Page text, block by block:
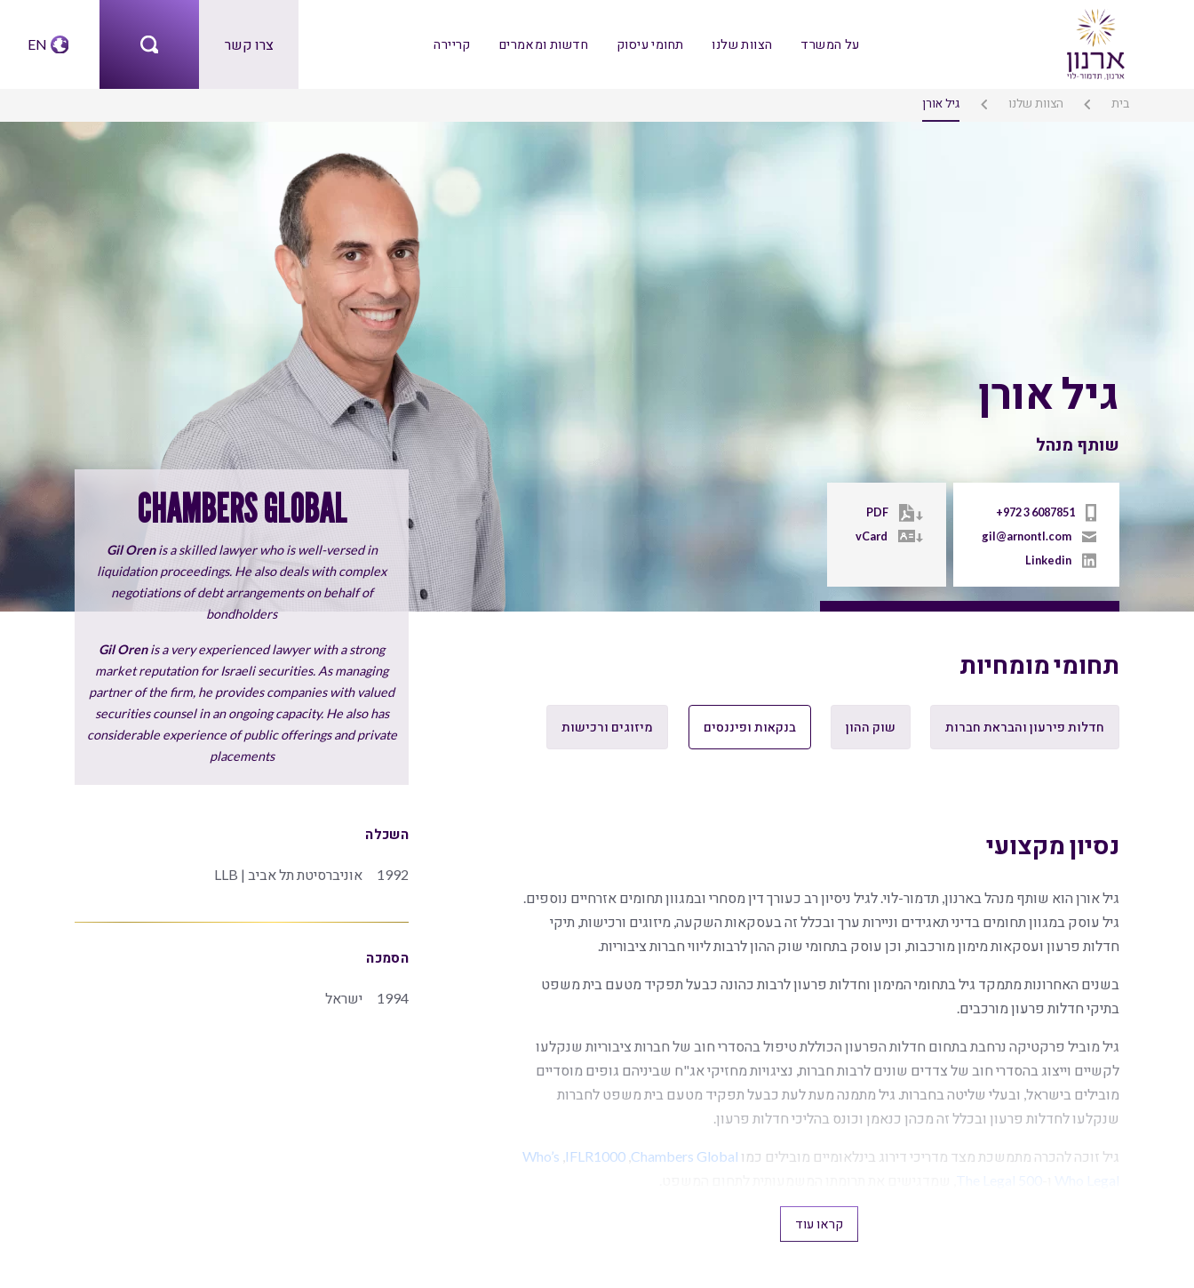
על המשרד הצוות שלנו תחומי עיסוק חדשות ומאמרים קריירה צרו קשר EN
בית הצוות שלנו גיל אורן
גיל אורן
שותף מנהל
+972 3 6087851
gil@arnontl.com
Linkedin
PDF
vCard
תחומי מומחיות
חדלות פירעון והבראת חברות שוק ההון בנקאות ופיננסים מיזוגים ורכישות
נסיון מקצועי
גיל אורן הוא שותף מנהל בארנון, תדמור-לוי. לגיל ניסיון רב כעורך דין מסחרי ובמגוון תחומים אזרחיים נוספים.
גיל עוסק במגוון תחומים בדיני תאגידים וניירות ערך ובכלל זה בעסקאות השקעה, מיזוגים ורכישות, תיקי
חדלות פרעון ועסקאות מימון מורכבות, וכן עוסק בתחומי שוק ההון לרבות ליווי חברות ציבוריות.
בשנים האחרונות מתמקד גיל בתחומי המימון וחדלות פרעון לרבות כהונה כבעל תפקיד מטעם בית משפט
בתיקי חדלות פרעון מורכבים.
גיל מוביל פרקטיקה נרחבת בתחום חדלות הפרעון הכוללת טיפול בהסדרי חוב של חברות ציבוריות שנקלעו
לקשיים וייצוג בהסדרי חוב של צדדים שונים לרבות חברות, נציגויות מחזיקי אג"ח שביניהם גופים מוסדיים
מובילים בישראל, ובעלי שליטה בחברות. גיל מתמנה מעת לעת כבעל תפקיד מטעם בית משפט לחברות
שנקלעו לחדלות פרעון ובכלל זה מכהן כנאמן וכונס בהליכי חדלות פרעון.
גיל זוכה להכרה מתמשכת מצד מדריכי דירוג בינלאומיים מובילים כמו Chambers Global
IFLR1000
Who’s
קראו עוד
CHAMBERS GLOBAL
Gil Orenis a skilled lawyer who is well-versed in
liquidation proceedings. He also deals with complex
negotiations of debt arrangements on behalf of
bondholders
Gil Orenis a very experienced lawyer with a strong
market reputation for Israeli securities. As managing
partner of the firm, he provides companies with valued
securities counsel in an ongoing capacity. He also has
considerable experience of public offerings and private
placements
השכלה
1992 אוניברסיטת תל אביב | LLB
הסמכה
1994 ישראל